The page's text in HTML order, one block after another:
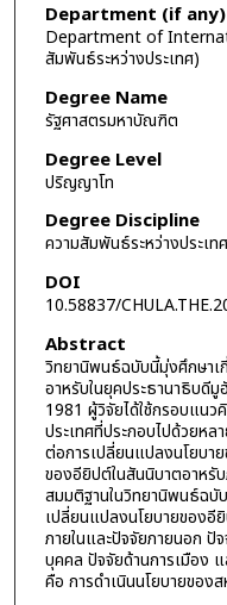
Department (if any)
Department of
สัมพันธ์ระหว่างประเทศ)
Degree Name
รัฐศาสตรมหาบัณฑิต
Degree Level
ปริญญาโท
Degree Discipline
ความสัมพันธ์ระหว่างประเทศ
DOI
10.58837/
Abstract
วิทยานิพนธ์ฉบับนี้มุ่งศึกษา
อาหรับในยุคประธานาธิบดี
1981 ผู้วิจัยได้ใช้กรอบแนว
ประเทศที่ประกอบไปด้วยห
ต่อการเปลี่ยนแปลงนโยบา
ของอียิปต์ในสันนิบาตอาหรั
สมมติฐานในวิทยานิพนธ์ฉ
เปลี่ยนแปลงนโยบายของอี
ภายในและปัจจัยภายนอก ปั
บุคคล ปัจจัยด้านการเมือง
คือ การดำเนินนโยบายของ